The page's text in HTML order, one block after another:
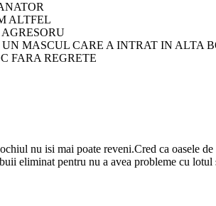
ALTFEL
MASCUL CARE A INTRAT IN ALTA
FARA REGRETE
nu isi mai poate reveni.Cred ca oasele
eliminat pentru nu a avea probleme cu